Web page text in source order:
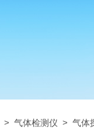
> 气体检测仪 > 气体